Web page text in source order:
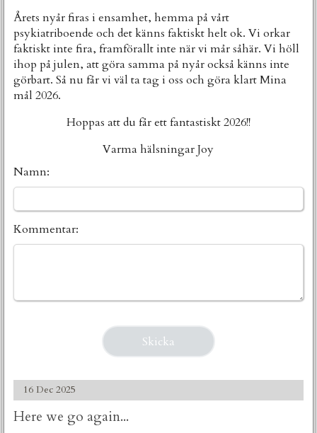
Årets nyår firas i ensamhet, hemma på vårt
psykiatriboende och det känns faktiskt helt ok. Vi orkar
faktiskt inte fira, framförallt inte när vi mår såhär. Vi höll
ihop på julen, att göra samma på nyår också känns inte
görbart. Så nu får vi väl ta tag i oss och göra klart Mina
mål 2026.
Hoppas att du får ett fantastiskt 2026!!
Varma hälsningar Joy
Namn:
Kommentar:
16 Dec 2025
Here we go again...